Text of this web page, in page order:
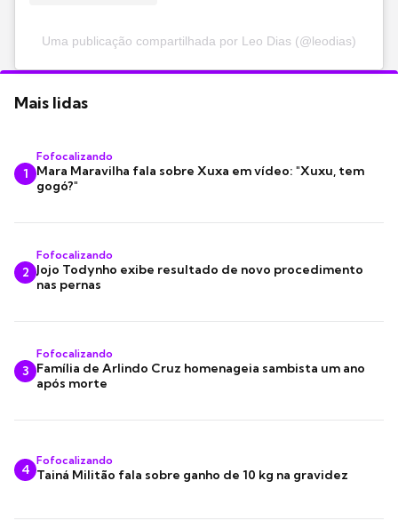
Uma publicação compartilhada por Leo Dias (@leodias)
Mais lidas
1
Fofocalizando
Mara Maravilha fala sobre Xuxa em vídeo: "Xuxu, tem
gogó?"
2
Fofocalizando
Jojo Todynho exibe resultado de novo procedimento
nas pernas
3
Fofocalizando
Família de Arlindo Cruz homenageia sambista um ano
após morte
4
Fofocalizando
Tainá Militão fala sobre ganho de 10 kg na gravidez